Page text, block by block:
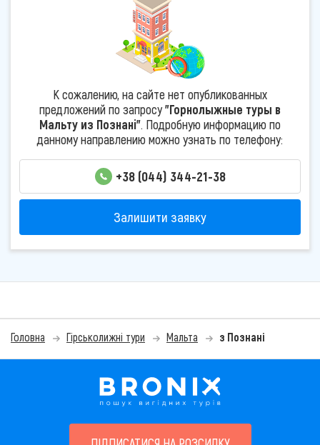
К сожалению, на сайте нет опубликованных
предложений по запросу"Горнолыжные туры в
Мальту из Познані". Подробную информацию по
данному направлению можно узнать по телефону:
+38 (044) 344-21-38
Залишити заявку
Головна Гірськолижні тури Мальта з Познані